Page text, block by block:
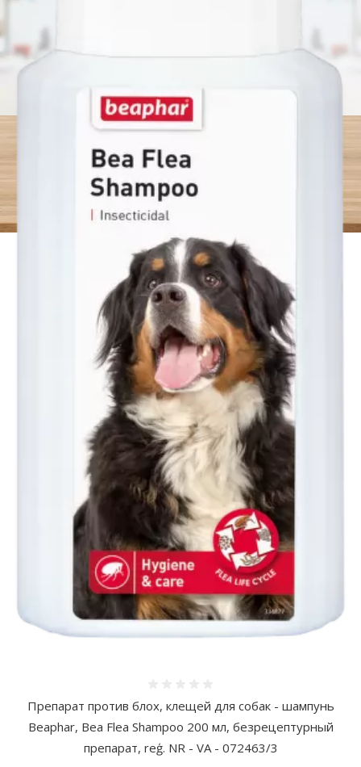
Препарат против блох, клещей для собак - шампунь
Beaphar, Bea Flea Shampoo 200 мл, безрецептурный
препарат, reģ. NR - VA - 072463/3